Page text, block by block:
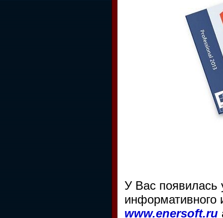
У Вас появилась
информативного
www.enersoft.ru